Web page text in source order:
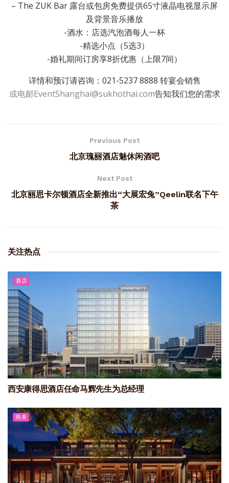
– The ZUK Bar 露台或包房免费提供65寸液晶电视显示屏
及背景音乐播放
-酒水：店选汽泡酒每人一杯
-精选小点（5选3）
-婚礼期间订房享8折优惠（上限7间）
详情和预订请咨询：021-5237 8888 转宴会销售
或电邮EventShanghai@sukhothai.com告知我们您的需求
Previous Post
北京瑰丽酒店魅休闲酒吧
Next Post
北京丽思卡尔顿酒店全新推出“大展宏兔”Qeelin联名下午
茶
关注热点
酒店
西安康得思酒店任命马辉先生为总经理
商务